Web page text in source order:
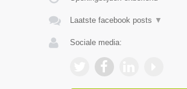
Laatste facebook posts ▼
Sociale media: